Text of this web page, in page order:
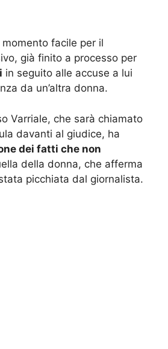
facile per il
già finito a processo per
in seguito alle accuse a lui
da un’altra donna.
Varriale, che sarà chiamato
davanti al giudice, ha
dei fatti che non
della donna, che afferma
picchiata dal giornalista.